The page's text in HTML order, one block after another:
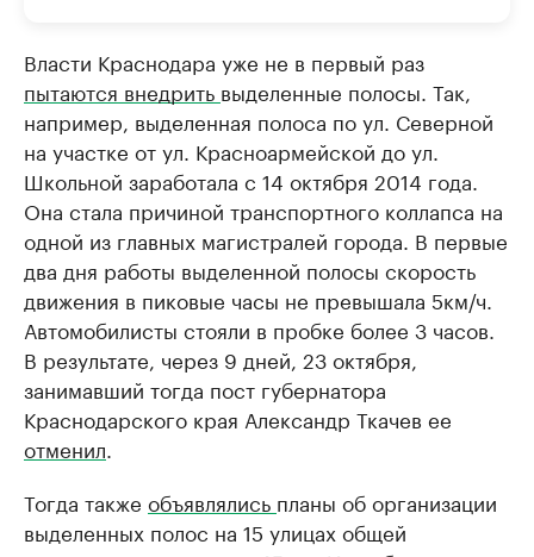
Власти Краснодара уже не в первый раз
пытаются внедрить выделенные полосы. Так,
например, выделенная полоса по ул. Северной
на участке от ул. Красноармейской до ул.
Школьной заработала с 14 октября 2014 года.
Она стала причиной транспортного коллапса на
одной из главных магистралей города. В первые
два дня работы выделенной полосы скорость
движения в пиковые часы не превышала 5км/ч.
Автомобилисты стояли в пробке более 3 часов.
В результате, через 9 дней, 23 октября,
занимавший тогда пост губернатора
Краснодарского края Александр Ткачев ее
отменил.
Тогда также объявлялись планы об организации
выделенных полос на 15 улицах общей